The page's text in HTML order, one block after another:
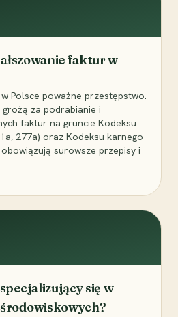
faktur w
Polsce poważne przestępstwo.
grożą za podrabianie i
faktur na gruncie Kodeksu
277a) oraz Kodeksu karnego
surowsze przepisy i
się w